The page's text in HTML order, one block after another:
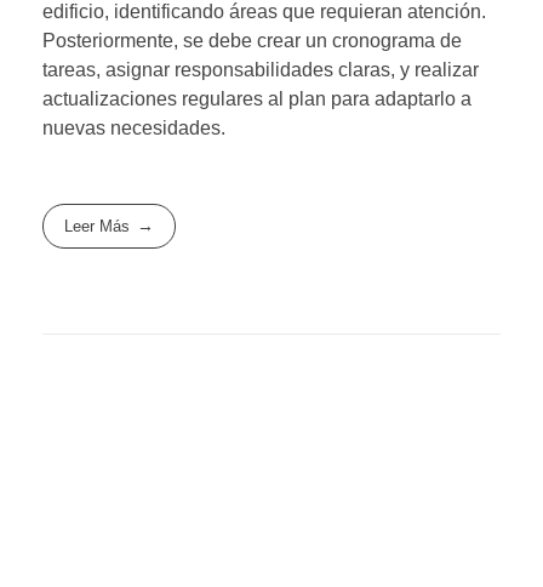
edificio, identificando áreas que requieran atención.
Posteriormente, se debe crear un cronograma de
tareas, asignar responsabilidades claras, y realizar
actualizaciones regulares al plan para adaptarlo a
nuevas necesidades.
Leer Más